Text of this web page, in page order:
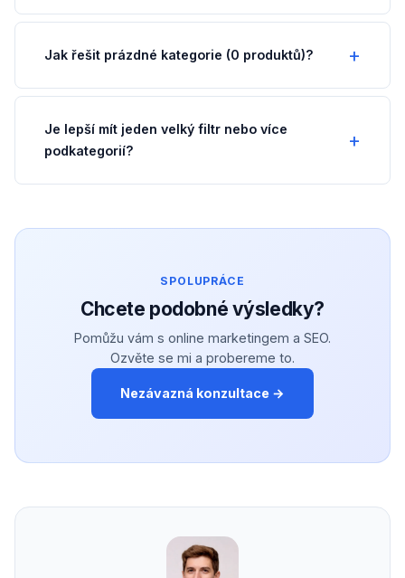
Jak řešit prázdné kategorie (0 produktů)?
Je lepší mít jeden velký filtr nebo více
podkategorií?
SPOLUPRÁCE
Chcete podobné výsledky?
Pomůžu vám s online marketingem a SEO.
Ozvěte se mi a probereme to.
Nezávazná konzultace →